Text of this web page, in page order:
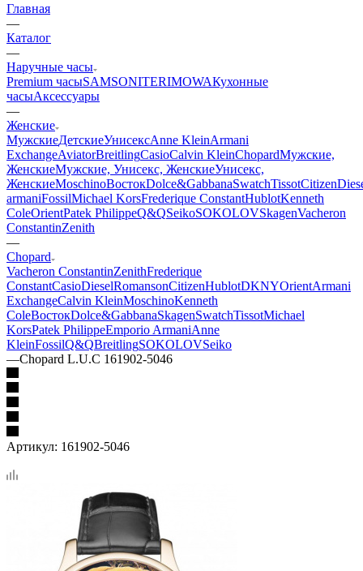
Главная
—
Каталог
—
Наручные часы
Premium часыSAMSONITERIMOWAКухонные
часыАксессуары
—
Женские
МужскиеДетскиеУнисексAnne KleinArmani
ExchangeAviatorBreitlingCasioCalvin KleinChopardМужские,
ЖенскиеМужские, Унисекс, ЖенскиеУнисекс,
ЖенскиеMoschinoВостокDolce&GabbanaSwatchTissotCitizen
armaniFossilMichael KorsFrederique ConstantHublotKenneth
ColeOrientPatek PhilippeQ&QSeikoSOKOLOVSkagenVacheron
ConstantinZenith
—
Chopard
Vacheron ConstantinZenithFrederique
ConstantCasioDieselRomansonCitizenHublotDKNYOrientArmani
ExchangeCalvin KleinMoschinoKenneth
ColeВостокDolce&GabbanaSkagenSwatchTissotMichael
KorsPatek PhilippeEmporio ArmaniAnne
KleinFossilQ&QBreitlingSOKOLOVSeiko
—Chopard L.U.C 161902-5046
Артикул: 161902-5046